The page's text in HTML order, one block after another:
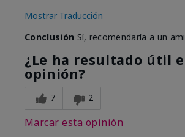
Mostrar Traducción
Conclusión Sí, recomendaría a un
¿Le ha resultado útil
opinión?
7 2
Marcar esta opinión